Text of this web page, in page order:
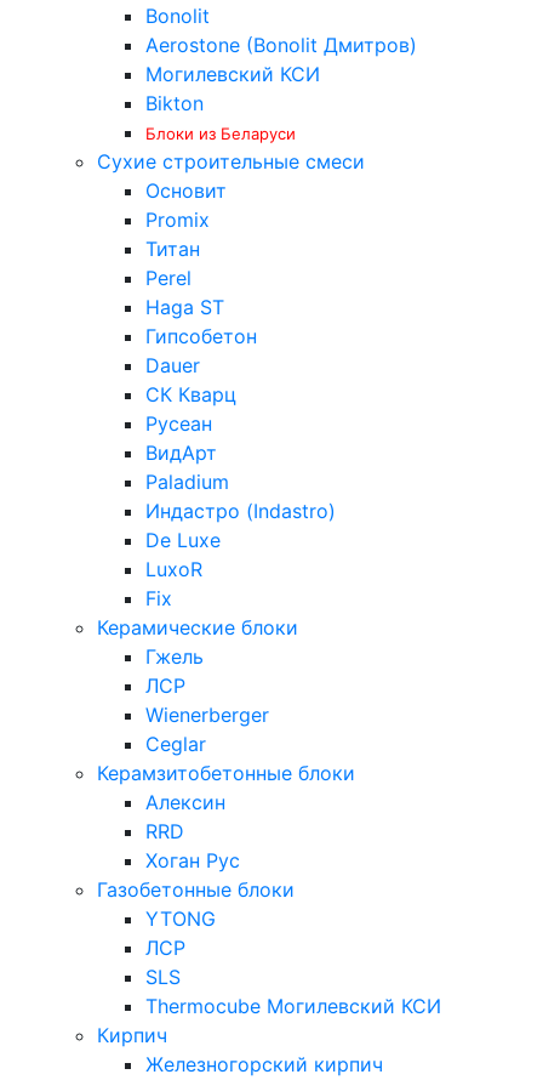
Bonolit
Aerostone (Bonolit Дмитров)
Могилевский КСИ
Bikton
Блоки из Беларуси
Сухие строительные смеси
Основит
Promix
Титан
Perel
Haga ST
Гипсобетон
Dauer
СК Кварц
Русеан
ВидАрт
Paladium
Индастро (Indastro)
De Luxe
LuxoR
Fix
Керамические блоки
Гжель
ЛСР
Wienerberger
Ceglar
Керамзитобетонные блоки
Алексин
RRD
Хоган Рус
Газобетонные блоки
YTONG
ЛСР
SLS
Thermocube Могилевский КСИ
Кирпич
Железногорский кирпич